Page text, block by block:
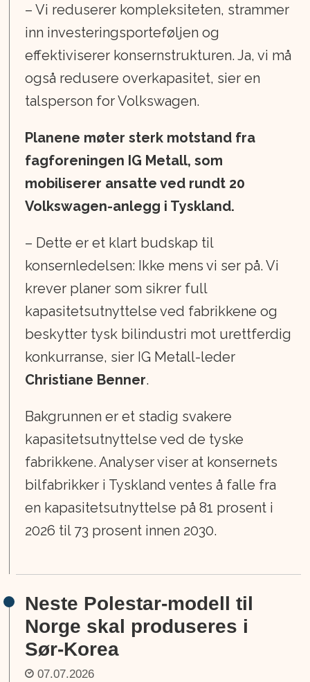
– Vi reduserer kompleksiteten, strammer
inn investeringsporteføljen og
effektiviserer konsernstrukturen. Ja, vi må
også redusere overkapasitet, sier en
talsperson for Volkswagen.
Planene møter sterk motstand fra
fagforeningen IG Metall, som
mobiliserer ansatte ved rundt 20
Volkswagen-anlegg i Tyskland.
– Dette er et klart budskap til
konsernledelsen: Ikke mens vi ser på. Vi
krever planer som sikrer full
kapasitetsutnyttelse ved fabrikkene og
beskytter tysk bilindustri mot urettferdig
konkurranse, sier IG Metall-leder
Christiane Benner.
Bakgrunnen er et stadig svakere
kapasitetsutnyttelse ved de tyske
fabrikkene. Analyser viser at konsernets
bilfabrikker i Tyskland ventes å falle fra
en kapasitetsutnyttelse på 81 prosent i
2026 til 73 prosent innen 2030.
Neste Polestar-modell til
Norge skal produseres i
Sør-Korea
07.07.2026